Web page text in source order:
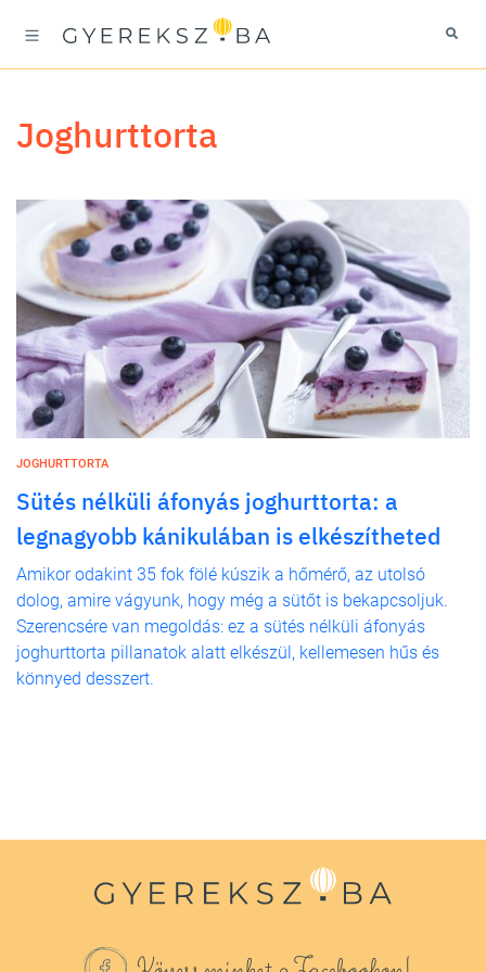
joghurttorta
JOGHURTTORTA
Sütés nélküli áfonyás joghurttorta: a
legnagyobb kánikulában is elkészítheted
Amikor odakint 35 fok fölé kúszik a hőmérő, az utolsó
dolog, amire vágyunk, hogy még a sütőt is bekapcsoljuk.
Szerencsére van megoldás: ez a sütés nélküli áfonyás
joghurttorta pillanatok alatt elkészül, kellemesen hűs és
könnyed desszert.